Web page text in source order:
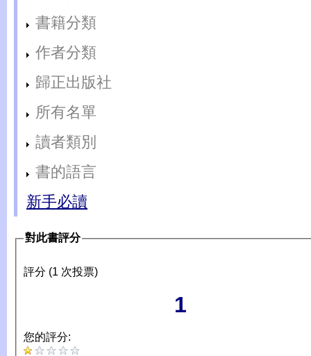
書籍分類
作者分類
歸正出版社
所有名單
讀者類別
書的語言
新手必讀
對此書評分
評分 (1 次投票)
1
您的評分: